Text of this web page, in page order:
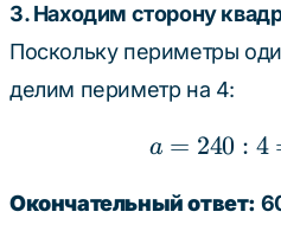
3. Находим сторону
Поскольку периметры
делим периметр на 4:
a = 240 : 4
Окончательный ответ: